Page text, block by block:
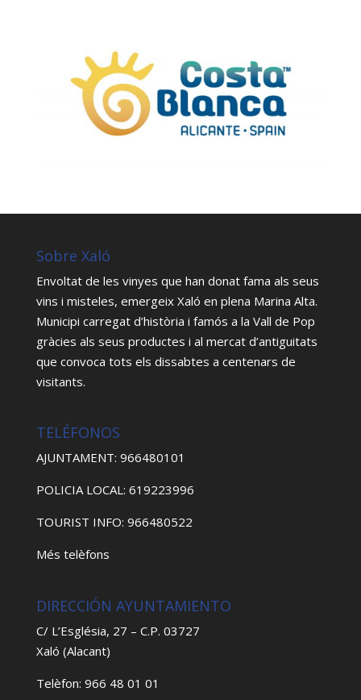
Sobre Xaló
Envoltat de les vinyes que han donat fama als seus
vins i misteles, emergeix Xaló en plena Marina Alta.
Municipi carregat d’història i famós a la Vall de Pop
gràcies als seus productes i al mercat d’antiguitats
que convoca tots els dissabtes a centenars de
visitants.
TELÉFONOS
AJUNTAMENT: 966480101
POLICIA LOCAL: 619223996
TOURIST INFO: 966480522
Més telèfons
DIRECCIÓN AYUNTAMIENTO
C/ L’Església, 27 – C.P. 03727
Xaló (Alacant)
Telèfon: 966 48 01 01